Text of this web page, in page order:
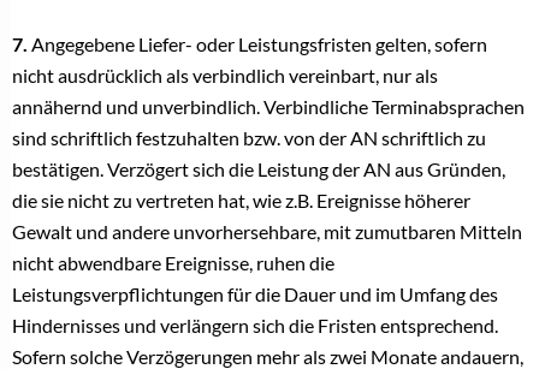
7. Angegebene Liefer- oder Leistungsfristen gelten, sofern
nicht ausdrücklich als verbindlich vereinbart, nur als
annähernd und unverbindlich. Verbindliche Terminabsprachen
sind schriftlich festzuhalten bzw. von der AN schriftlich zu
bestätigen. Verzögert sich die Leistung der AN aus Gründen,
die sie nicht zu vertreten hat, wie z.B. Ereignisse höherer
Gewalt und andere unvorhersehbare, mit zumutbaren Mitteln
nicht abwendbare Ereignisse, ruhen die
Leistungsverpflichtungen für die Dauer und im Umfang des
Hindernisses und verlängern sich die Fristen entsprechend.
Sofern solche Verzögerungen mehr als zwei Monate andauern,